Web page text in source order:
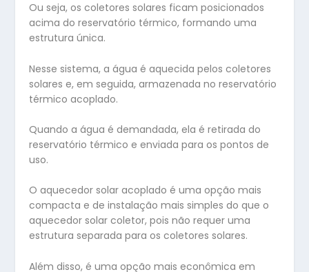
Ou seja, os coletores solares ficam posicionados
acima do reservatório térmico, formando uma
estrutura única.
Nesse sistema, a água é aquecida pelos coletores
solares e, em seguida, armazenada no reservatório
térmico acoplado.
Quando a água é demandada, ela é retirada do
reservatório térmico e enviada para os pontos de
uso.
O aquecedor solar acoplado é uma opção mais
compacta e de instalação mais simples do que o
aquecedor solar coletor, pois não requer uma
estrutura separada para os coletores solares.
Além disso, é uma opção mais econômica em